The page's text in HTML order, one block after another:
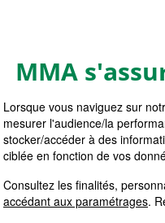
MMA
Lorsque vous naviguez sur
mesurer l'audience/la
stocker/accéder à des
ciblée en fonction de vos
Consultez les finalités,
accédant aux paramétrages.